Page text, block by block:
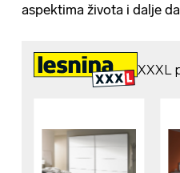
aspektima života i dalje